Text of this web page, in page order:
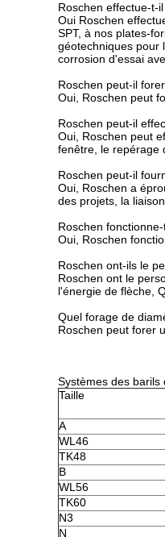
Roschen effectue-t-
Oui Roschen
SPT, à nos plates-
géotechniques pour
corrosion d'essai
Roschen peut-il
Oui, Roschen peut
Roschen peut-il
Oui, Roschen peut
fenêtre, le repérage
Roschen peut-il
Oui, Roschen a
des projets, la
Roschen
Oui, Roschen
Roschen ont-ils le
Roschen ont le
l'énergie de flèche,
Quel forage de
Roschen peut forer
Systèmes des barils
Taille
A
WL46
TK48
B
WL56
TK60
N3
N